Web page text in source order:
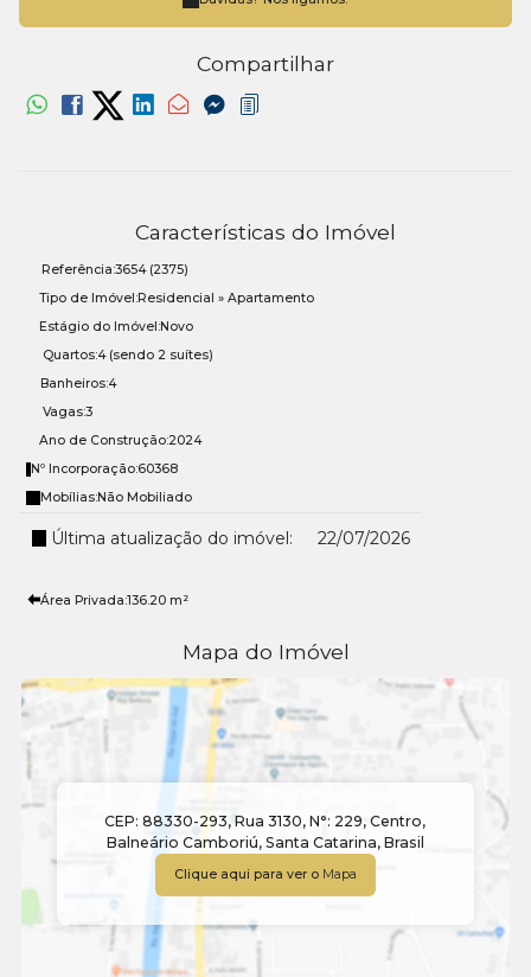
Compartilhar
Características do Imóvel
Referência:3654 (2375)
Tipo de Imóvel:Residencial » Apartamento
Estágio do Imóvel:Novo
Quartos:4 (sendo 2 suítes)
Banheiros:4
Vagas:3
Ano de Construção:2024
Nº Incorporação:60368
Mobílias:Não Mobiliado
Última atualização do imóvel: 22/07/2026
Área Privada:136.20 m²
Mapa do Imóvel
CEP: 88330-293,Rua 3130,N°: 229,Centro,
Balneário Camboriú, Santa Catarina, Brasil
Clique aqui para ver o Mapa